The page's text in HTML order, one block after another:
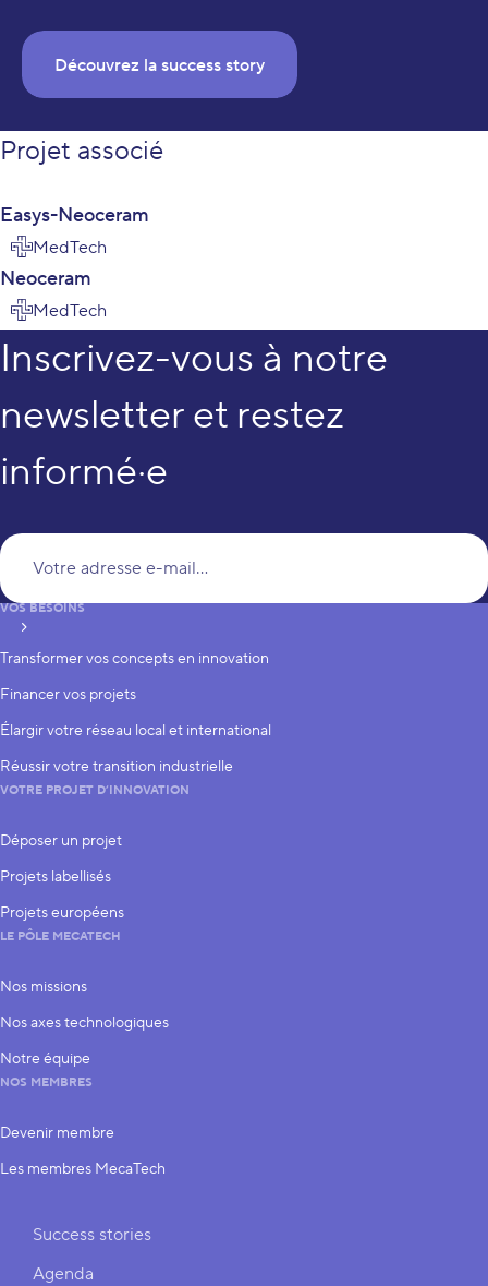
Découvrez la success story
Projet associé
Easys-Neoceram
MedTech
Neoceram
MedTech
Inscrivez-vous à notre
newsletter et restez
informé·e
S’inscrire
VOS BESOINS
Transformer vos concepts en innovation
Financer vos projets
Élargir votre réseau local et international
Réussir votre transition industrielle
VOTRE PROJET D’INNOVATION
Déposer un projet
Projets labellisés
Projets européens
LE PÔLE MECATECH
Nos missions
Nos axes technologiques
Notre équipe
NOS MEMBRES
Devenir membre
Les membres MecaTech
Liens rapides
Success stories
Agenda